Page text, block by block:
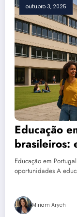
outubro 3, 2025
Educação
brasileiros:
Educação em
oportunidades A
Miriam Aryeh